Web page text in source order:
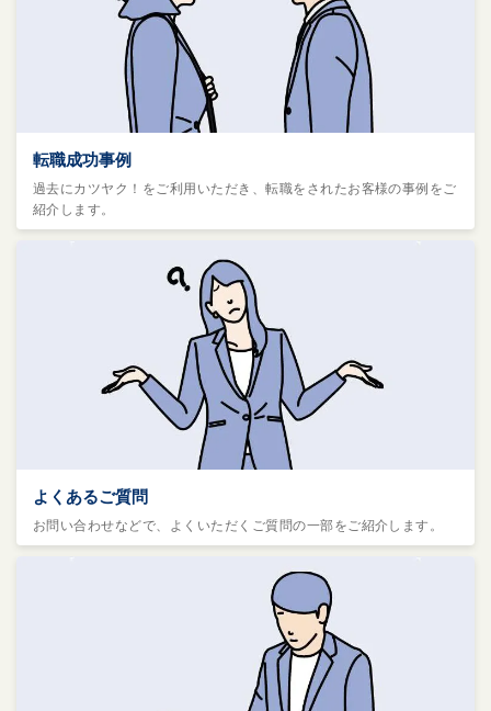
転職成功事例
過去にカツヤク！をご利用いただき、転職をされたお客様の事例をご
紹介します。
よくあるご質問
お問い合わせなどで、よくいただくご質問の一部をご紹介します。